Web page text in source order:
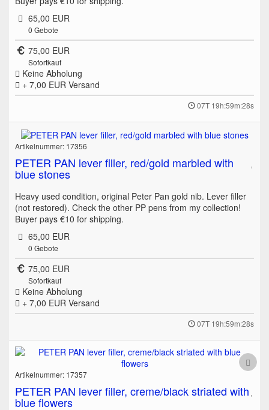
65,00 EUR
0 Gebote
75,00 EUR
Sofortkauf
Keine Abholung
+ 7,00 EUR Versand
07T 19h:59m:28s
Artikelnummer: 17356
PETER PAN lever filler, red/gold marbled with
blue stones
Heavy used condition, original Peter Pan gold nib. Lever filler
(not restored). Check the other PP pens from my collection!
Buyer pays €10 for shipping.
65,00 EUR
0 Gebote
75,00 EUR
Sofortkauf
Keine Abholung
+ 7,00 EUR Versand
07T 19h:59m:28s
Artikelnummer: 17357
PETER PAN lever filler, creme/black striated with
blue flowers